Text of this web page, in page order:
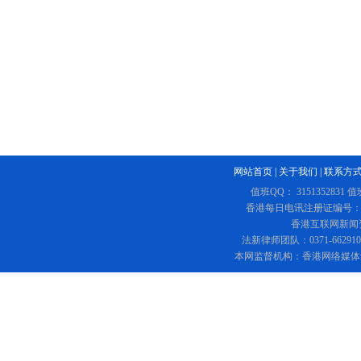
网站首页 关于我们
联系方
值班QQ： 3151352831
香港每日电讯注册证编号
香港互联网新闻
法新律师团队：0371-
本网监督机构：香港网络媒